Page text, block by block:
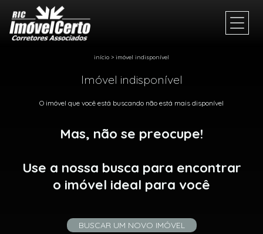
início > imóvel indisponível
Imóvel indisponível
O imóvel que você está buscando não está mais disponível
Mas, não se preocupe!
Use a nossa busca para encontrar
o imóvel ideal para você
BUSCAR UM NOVO IMÓVEL